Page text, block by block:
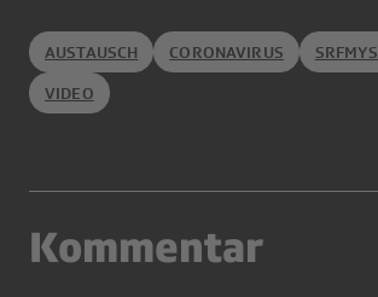
AUSTAUSCH CORONAVIRUS
VIDEO
Kommentar